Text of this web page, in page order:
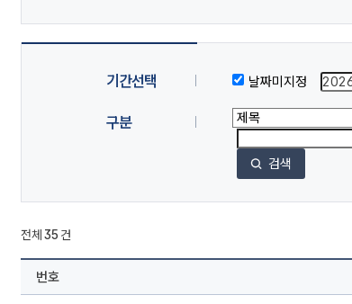
기간선택 날짜미지정
구분
검색
전체35 건
번호